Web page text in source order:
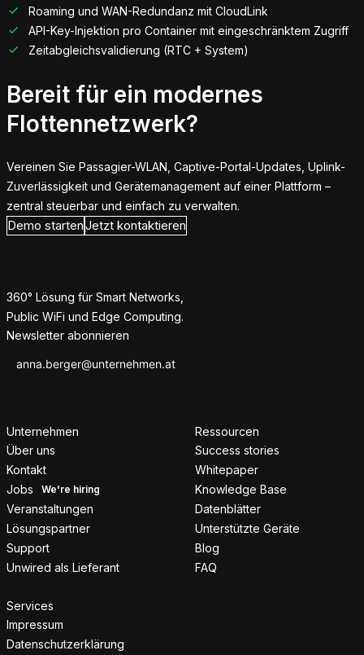
Roaming und WAN-Redundanz mit CloudLink
API-Key-Injektion pro Container mit eingeschränktem Zugriff
Zeitabgleichsvalidierung (RTC + System)
Bereit für ein modernes
Flottennetzwerk?
Vereinen Sie Passagier-WLAN, Captive-Portal-Updates, Uplink-
Zuverlässigkeit und Gerätemanagement auf einer Plattform –
zentral steuerbar und einfach zu verwalten.
Demo startenJetzt kontaktieren
360° Lösung für Smart Networks,
Public WiFi und Edge Computing.
Newsletter abonnieren
Unternehmen
Über uns
Kontakt
Jobs
Veranstaltungen
Lösungspartner
Support
Unwired als Lieferant
Ressourcen
Success stories
Whitepaper
Knowledge Base
Datenblätter
Unterstützte Geräte
Blog
FAQ
Services
Impressum
Datenschutzerklärung